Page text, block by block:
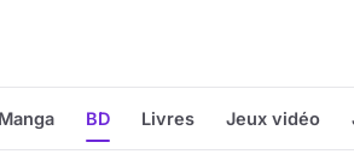
Manga BD Livres Jeux vidéo